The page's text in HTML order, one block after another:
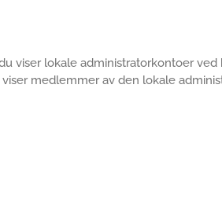
viser lokale administratorkontoer
medlemmer av den lokale